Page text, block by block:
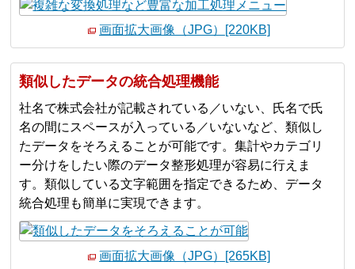
画面拡大画像（JPG）[220KB]
類似したデータの統合処理機能
社名で株式会社が記載されている／いない、氏名で氏
名の間にスペースが入っている／いないなど、類似し
たデータをそろえることが可能です。集計やカテゴリ
ー分けをしたい際のデータ整形処理が容易に行えま
す。類似している文字範囲を指定できるため、データ
統合処理も簡単に実現できます。
画面拡大画像（JPG）[265KB]